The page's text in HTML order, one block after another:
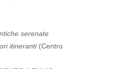
serenate
itineranti(Centro